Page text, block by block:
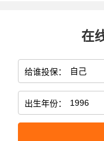
在
给谁投保：
出生年份：